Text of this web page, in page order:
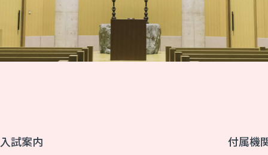
入試案内 付属機